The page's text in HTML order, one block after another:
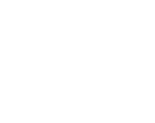
assassinado em Delmiro Gouve...
tem previsão de sol entre...
em Alagoas oferta 260 vagas ...
farão a Prova Brasil em Ala...
a ampliarem oferta de mam...
para a prevenção do Cânc...